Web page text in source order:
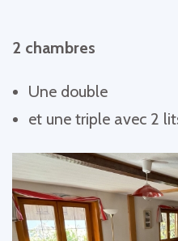
2 chambres
Une double
et une triple avec 2